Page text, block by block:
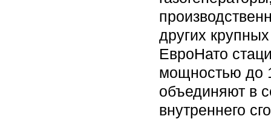
других
ЕвроНато
мощностью до
объединяют в
внутреннего